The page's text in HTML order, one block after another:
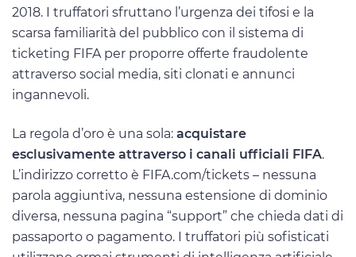
2018. I truffatori sfruttano l’urgenza dei tifosi e la
scarsa familiarità del pubblico con il sistema di
ticketing FIFA per proporre offerte fraudolente
attraverso social media, siti clonati e annunci
ingannevoli.
La regola d’oro è una sola: acquistare
esclusivamente attraverso i canali ufficiali FIFA.
L’indirizzo corretto è FIFA.com/tickets – nessuna
parola aggiuntiva, nessuna estensione di dominio
diversa, nessuna pagina “support” che chieda dati di
passaporto o pagamento. I truffatori più sofisticati